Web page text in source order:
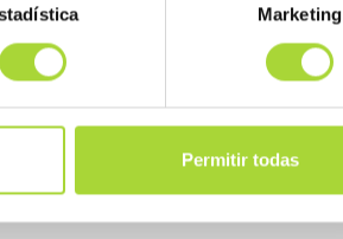
Marketing
Permitir todas